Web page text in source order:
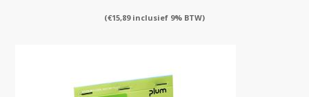
(€15,89inclusief 9% BTW)